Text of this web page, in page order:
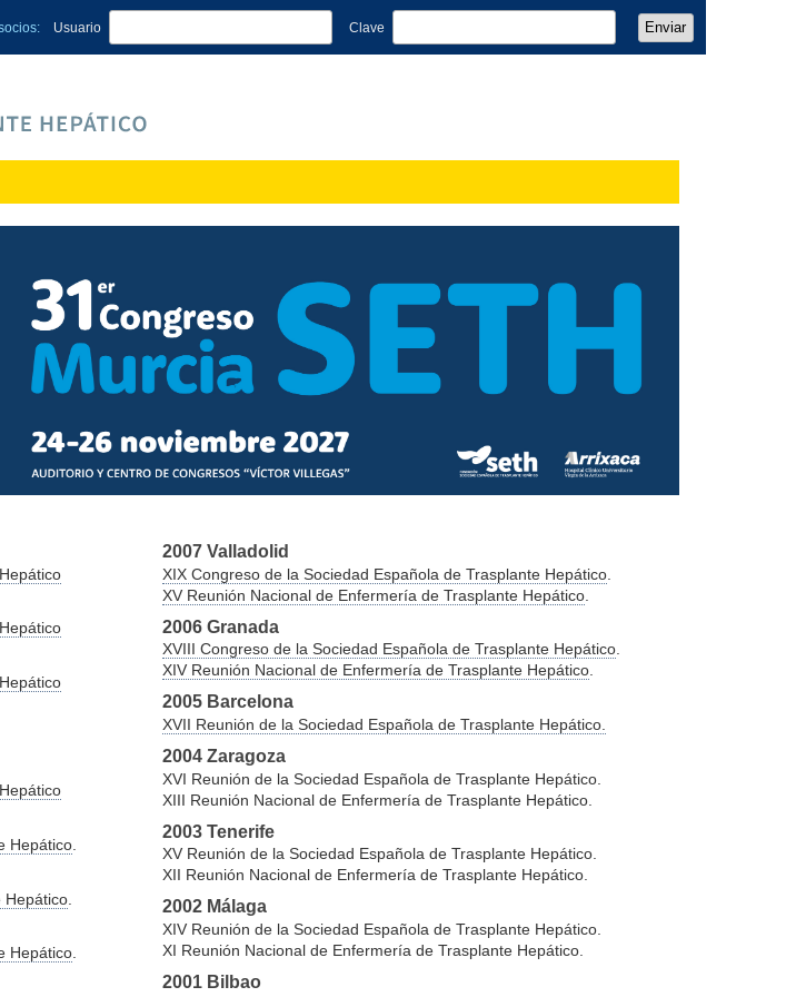
Usuario Clave
Hepático.
Hepático.
Hepático.
2007 Valladolid
XIX Congreso de la Sociedad Española de Trasplante Hepático.
XV Reunión Nacional de Enfermería de Trasplante Hepático.
2006 Granada
XVIII Congreso de la Sociedad Española de Trasplante Hepático.
XIV Reunión Nacional de Enfermería de Trasplante Hepático.
2005 Barcelona
XVII Reunión de la Sociedad Española de Trasplante Hepático.
2004 Zaragoza
XVI Reunión de la Sociedad Española de Trasplante Hepático.
XIII Reunión Nacional de Enfermería de Trasplante Hepático.
2003 Tenerife
XV Reunión de la Sociedad Española de Trasplante Hepático.
XII Reunión Nacional de Enfermería de Trasplante Hepático.
2002 Málaga
XIV Reunión de la Sociedad Española de Trasplante Hepático.
XI Reunión Nacional de Enfermería de Trasplante Hepático.
2001 Bilbao